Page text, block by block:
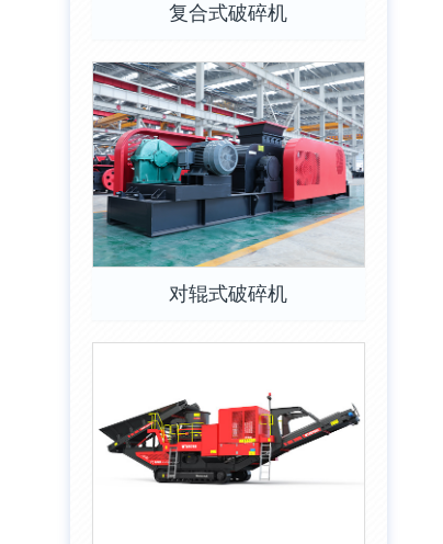
复合式破碎机
对辊式破碎机